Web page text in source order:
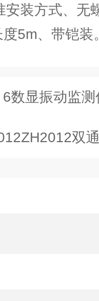
装方式、无
5m、带铠装
6数显振动监测
双